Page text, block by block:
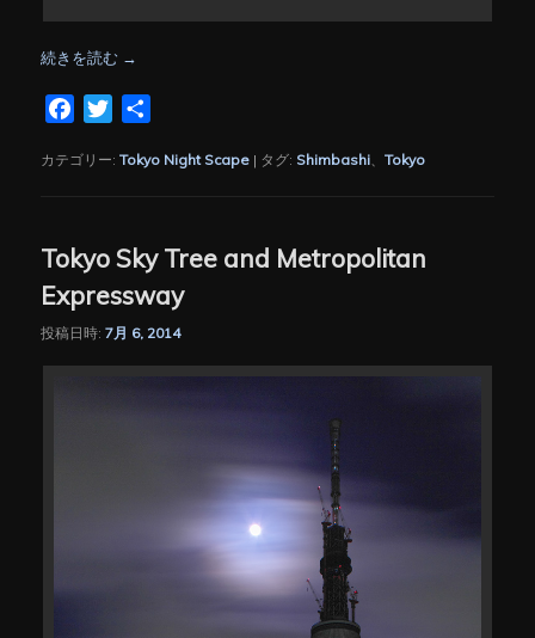
続きを読む →
FacebookTwitter
カテゴリー: Tokyo Night Scape | タグ: Shimbashi 、Tokyo
Tokyo Sky Tree and Metropolitan
Expressway
投稿日時:7月 6, 2014